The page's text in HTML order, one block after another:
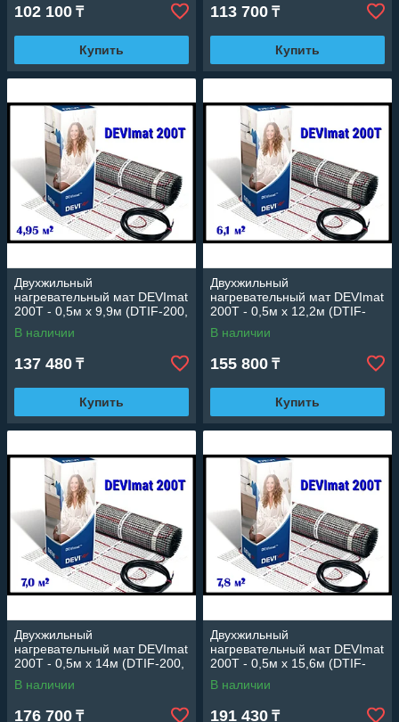
102 100 ₸
Купить
113 700 ₸
Купить
Двухжильный
нагревательный мат DEVImat
200T - 0,5м х 9,9м (DTIF-200,
площадь: 4,95 м2.,
мощность: 990 Вт)
В наличии
137 480 ₸
Купить
Двухжильный
нагревательный мат DEVImat
200T - 0,5м х 12,2м (DTIF-
200, площадь: 6,1 м2.,
мощность: 1210 Вт)
В наличии
155 800 ₸
Купить
Двухжильный
нагревательный мат DEVImat
200T - 0,5м х 14м (DTIF-200,
площадь: 7,0 м2., мощность:
1385 Вт)
В наличии
176 700 ₸
Двухжильный
нагревательный мат DEVImat
200T - 0,5м х 15,6м (DTIF-
200, площадь: 7,8 м2.,
мощность: 1565 Вт)
В наличии
191 430 ₸